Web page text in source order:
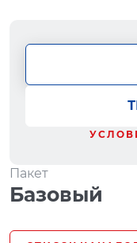
Пакет
Базовый